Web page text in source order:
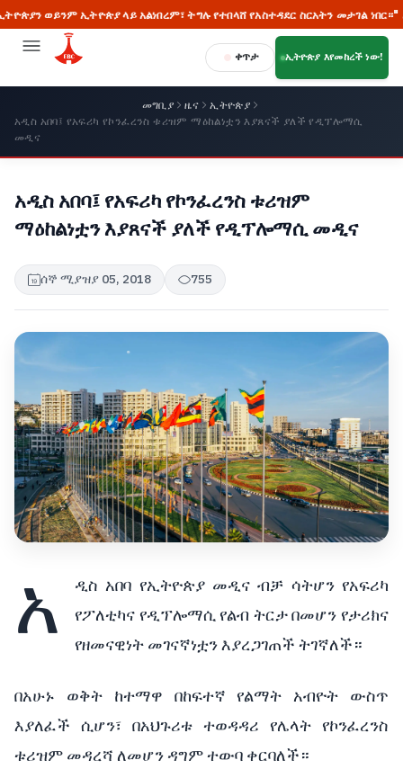
ኢትዮጵያ ላይ አልነበረም፣ ትግሉ የተበላሸ የአስተዳደር ስርአትን መታገል ነበር።" ጠቅላይ
ቀጥታ ኢትዮጵያ እየመከረች ነው!
መግቢያ ዜና
ኢትዮጵያ
አዲስ አበባ፤ የአፍሪካ የኮንፈረንስ ቱሪዝም ማዕከልነቷን እያጸናች ያለች የዲፕሎማሲ
መዲና
አዲስ አበባ፤ የአፍሪካ የኮንፈረንስ ቱሪዝም
ማዕከልነቷን እያጸናች ያለች የዲፕሎማሲ መዲና
ሰኞ ሚያዝያ 05, 2018 755
አ ዲስ አበባ የኢትዮጵያ መዲና ብቻ ሳትሆን የአፍሪካ
የፖለቲካና የዲፕሎማሲ የልብ ትርታ በመሆን የታሪክና
የዘመናዊነት መገናኛነቷን እያረጋገጠች ትገኛለች።
በአሁኑ ወቅት ከተማዋ በከፍተኛ የልማት አብዮት
ውስጥ
እያለፈች
ሲሆን፣ በአህጉሪቱ ተወዳዳሪ የሌላት
የኮንፈረንስ
ቱሪዝም መዳረሻ ለመሆን ዳግም ተውባ ቀርባለች።